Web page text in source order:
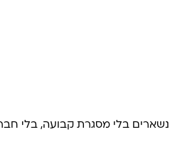
בלי מסגרת קבועה, בלי